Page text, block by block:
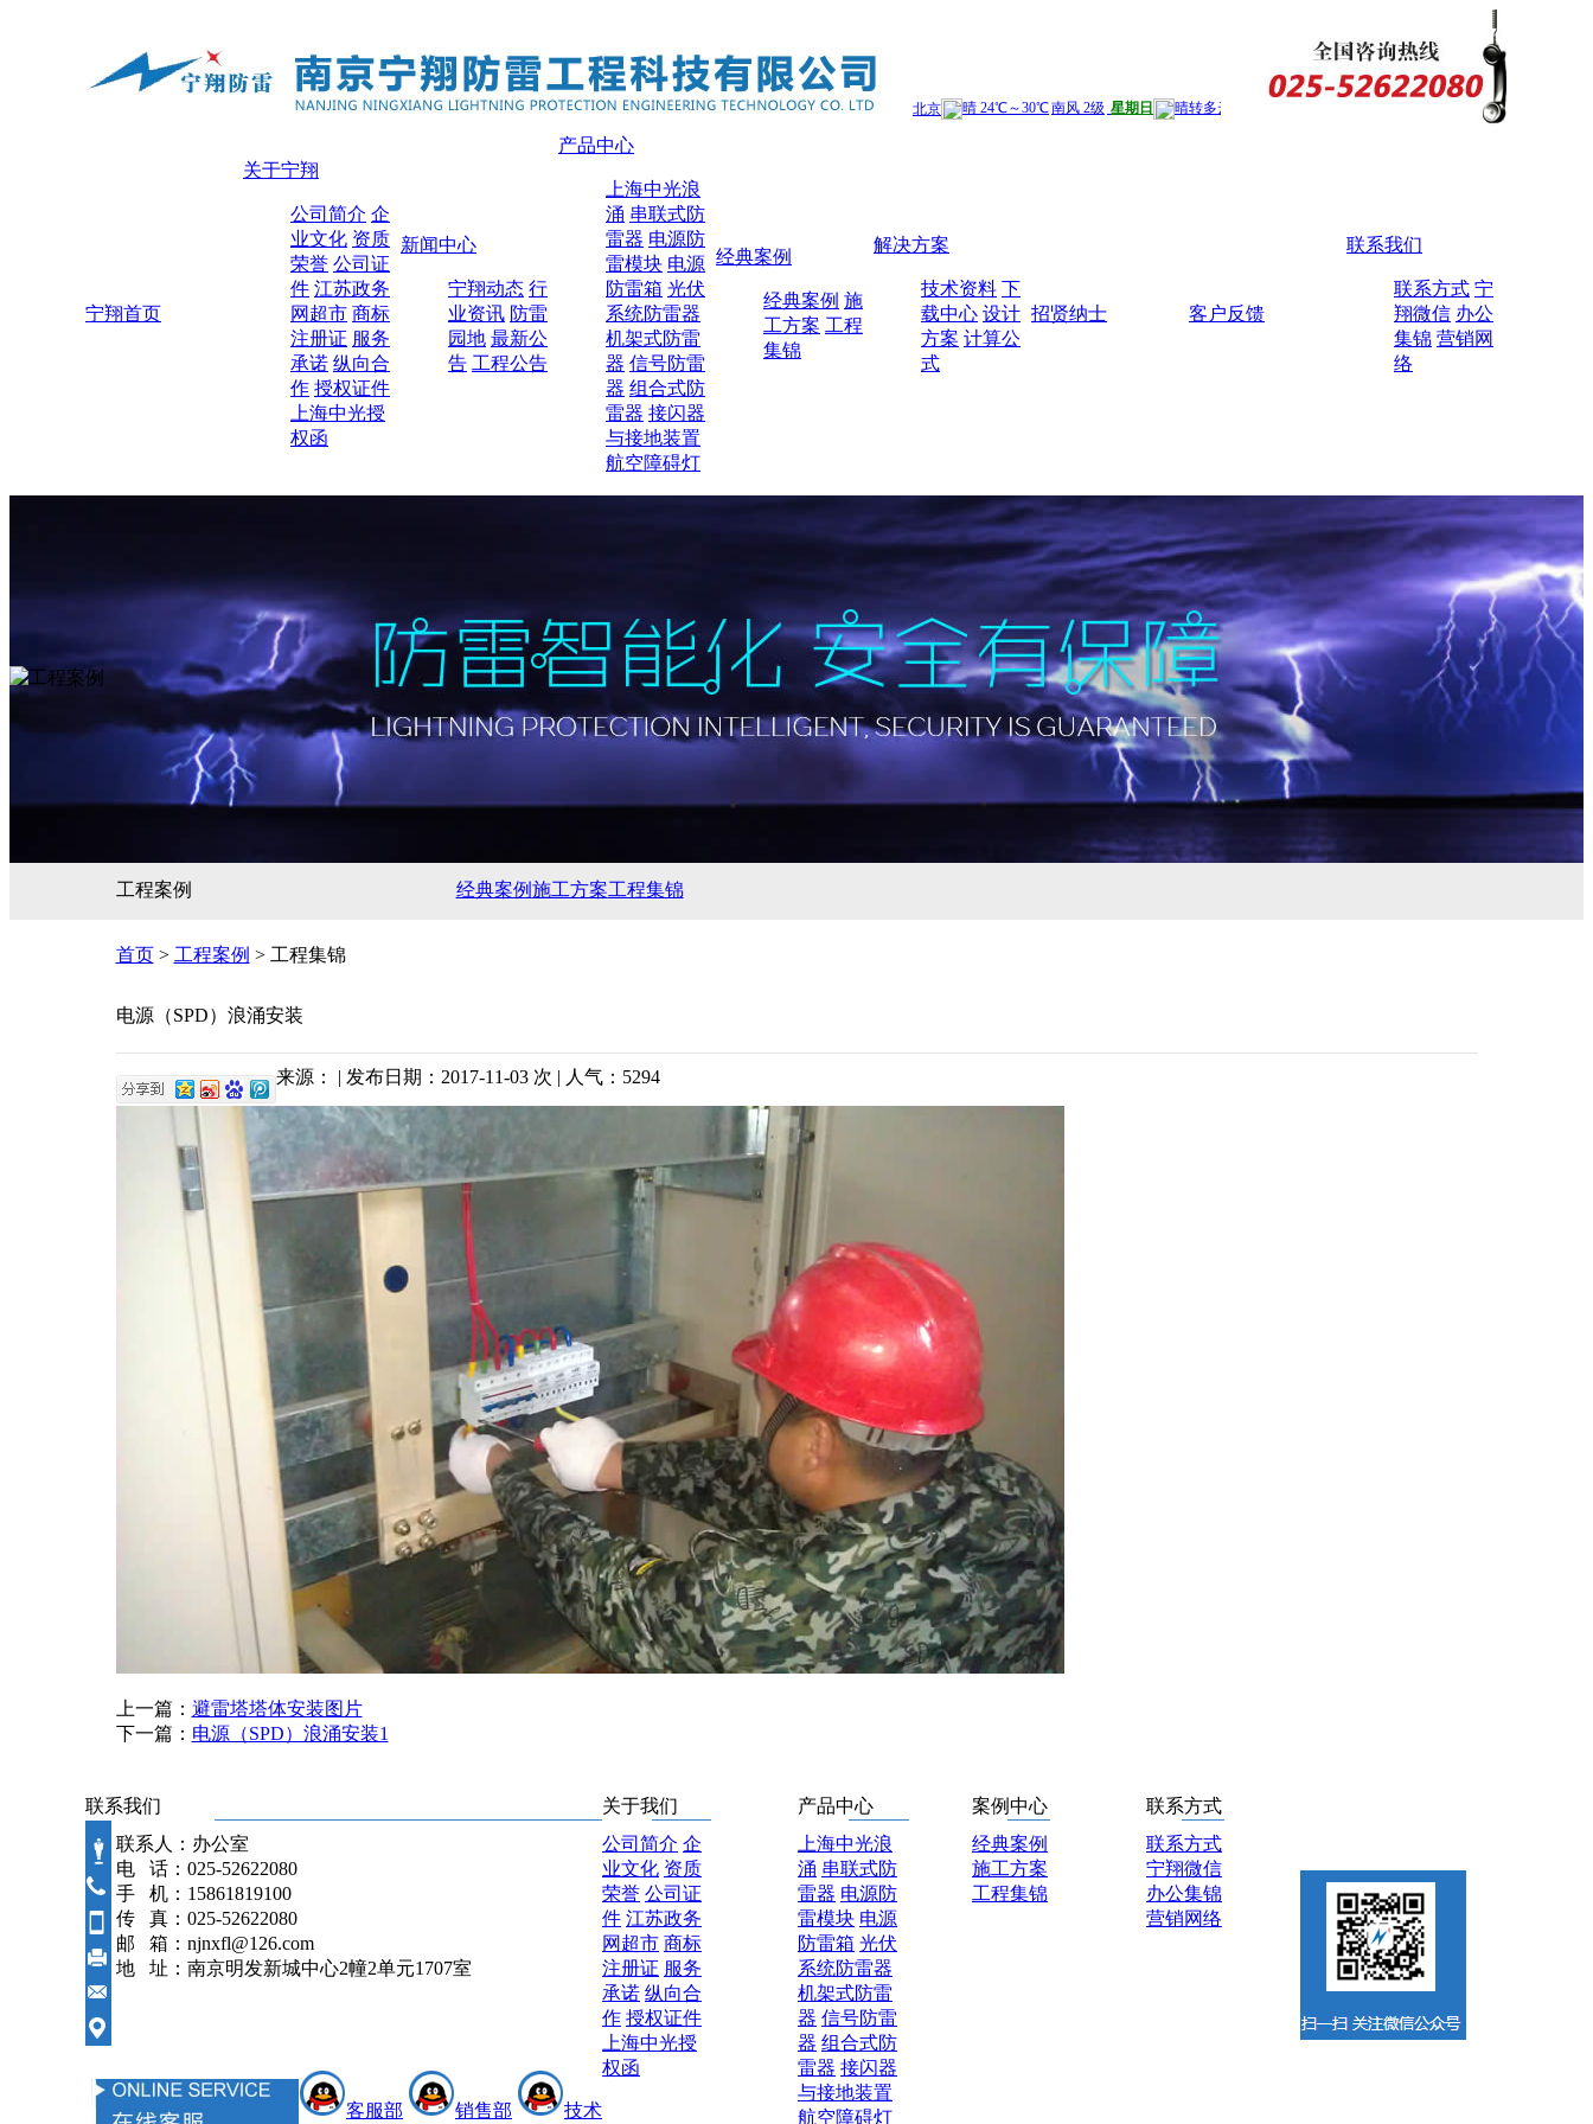
宁翔首页
关于宁翔
公司简介 企
业文化 资质
荣誉 公司证
件 江苏政务
网超市 商标
注册证 服务
承诺 纵向合
作 授权证件
上海中光授
权函
新闻中心
宁翔动态 行
业资讯 防雷
园地 最新公
告 工程公告
产品中心
上海中光浪
涌 串联式防
雷器 电源防
雷模块 电源
防雷箱 光伏
系统防雷器
机架式防雷
器 信号防雷
器 组合式防
雷器 接闪器
与接地装置
航空障碍灯
经典案例
经典案例 施
工方案 工程
集锦
解决方案
技术资料 下
载中心 设计
方案 计算公
式
招贤纳士 客户反馈
联系我们
联系方式 宁
翔微信 办公
集锦 营销网
络
工程案例 经典案例施工方案工程集锦
首页> 工程案例 > 工程集锦
电源（SPD）浪涌安装
来源： | 发布日期：2017-11-03 次 | 人气： 5294
上一篇： 避雷塔塔体安装图片
下一篇： 电源（SPD）浪涌安装1
联系我们
联系人：办公室
电 话：025-52622080
手 机：15861819100
传 真：025-52622080
邮 箱：njnxfl@126.com
地 址：南京明发新城中心2幢2单元1707室
客服部 销售部 技术
关于我们
公司简介 企
业文化 资质
荣誉 公司证
件 江苏政务
网超市 商标
注册证 服务
承诺 纵向合
作 授权证件
上海中光授
权函
产品中心
上海中光浪
涌 串联式防
雷器 电源防
雷模块 电源
防雷箱 光伏
系统防雷器
机架式防雷
器 信号防雷
器 组合式防
雷器 接闪器
与接地装置
航空障碍灯
案例中心
经典案例
施工方案
工程集锦
联系方式
联系方式
宁翔微信
办公集锦
营销网络